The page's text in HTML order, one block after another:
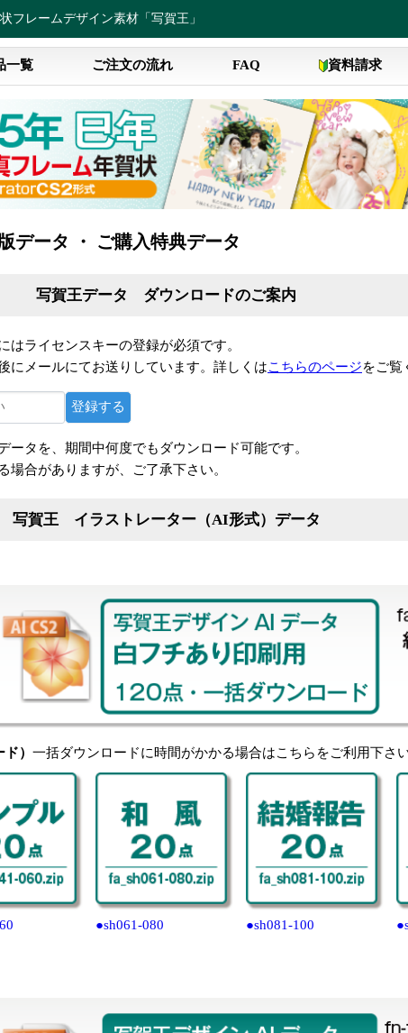
フレームデザイン素材「写賀王」
一覧 ご注文の流れ FAQ 資料請求
データ ・ ご購入特典データ
写賀王データ ダウンロードのご案内
はライセンスキーの登録が必須です。
にメールにてお送りしています。詳しくはこちらのページをご覧
登録する
タを、期間中何度でもダウンロード可能です。
合がありますが、ご了承下さい。
写賀王 イラストレーター（AI形式）データ
） 一括ダウンロードに時間がかかる場合はこちらをご利用下さい
●sh061-080 ●sh081-100